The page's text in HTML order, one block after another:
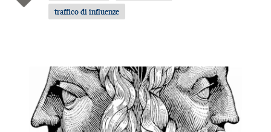
traffico di influenze